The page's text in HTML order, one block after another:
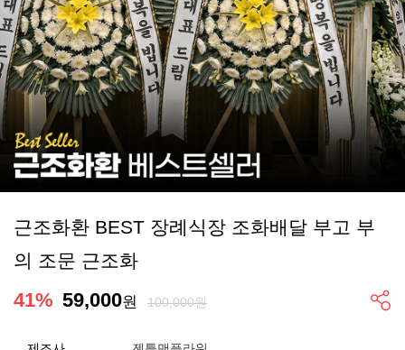
근조화환 BEST 장례식장 조화배달 부고 부
의 조문 근조화
41% 59,000원 100,000원